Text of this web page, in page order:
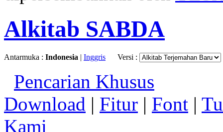
Alkitab SABDA
Antarmuka : Indonesia | Inggris Versi :
Pencarian Khusus
Download | Fitur | Font |
Kami